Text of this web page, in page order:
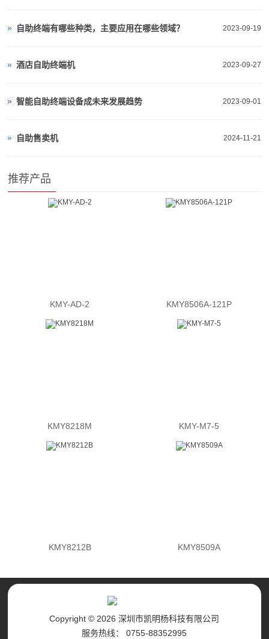
2023-09-19
自助终端有哪些种类，主要应用在哪些领域？
2023-09-27
酒店自助终端机
2023-09-01
智能自助终端设备成未来发展趋势
2024-11-21
自助售卖机
推荐产品
KMY-AD-2 KMY8506A-121P
KMY8218M KMY-M7-5
KMY8212B KMY8509A
Copyright © 2026 深圳市凯明杨科技有限公司
服务热线： 0755-88352995